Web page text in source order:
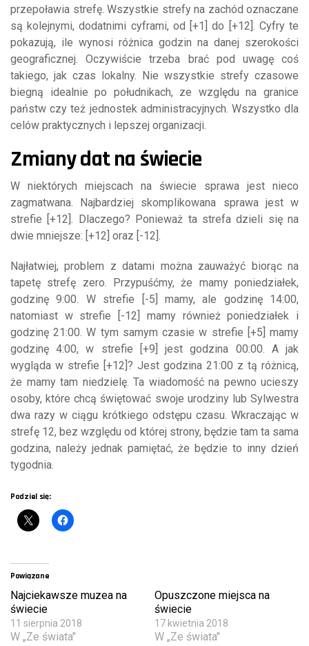
przepoławia strefę. Wszystkie strefy na zachód oznaczane
są kolejnymi, dodatnimi cyframi, od [+1] do [+12]. Cyfry te
pokazują, ile wynosi różnica godzin na danej szerokości
geograficznej. Oczywiście trzeba brać pod uwagę coś
takiego, jak czas lokalny. Nie wszystkie strefy czasowe
biegną idealnie po południkach, ze względu na granice
państw czy też jednostek administracyjnych. Wszystko dla
celów praktycznych i lepszej organizacji.
Zmiany dat na świecie
W niektórych miejscach na świecie sprawa jest nieco
zagmatwana. Najbardziej skomplikowana sprawa jest w
strefie [+12]. Dlaczego? Ponieważ ta strefa dzieli się na
dwie mniejsze: [+12] oraz [-12].
Najłatwiej, problem z datami można zauważyć biorąc na
tapetę strefę zero. Przypuśćmy, że mamy poniedziałek,
godzinę 9:00. W strefie [-5] mamy, ale godzinę 14:00,
natomiast w strefie [-12] mamy również poniedziałek i
godzinę 21:00. W tym samym czasie w strefie [+5] mamy
godzinę 4:00, w strefie [+9] jest godzina 00:00. A jak
wygląda w strefie [+12]? Jest godzina 21:00 z tą różnicą,
że mamy tam niedzielę. Ta wiadomość na pewno ucieszy
osoby, które chcą świętować swoje urodziny lub Sylwestra
dwa razy w ciągu krótkiego odstępu czasu. Wkraczając w
strefę 12, bez względu od której strony, będzie tam ta sama
godzina, należy jednak pamiętać, że będzie to inny dzień
tygodnia.
Podziel się:
Powiązane
Najciekawsze muzea na
świecie
11 sierpnia 2018
W „Ze świata"
Opuszczone miejsca na
świecie
17 kwietnia 2018
W „Ze świata"